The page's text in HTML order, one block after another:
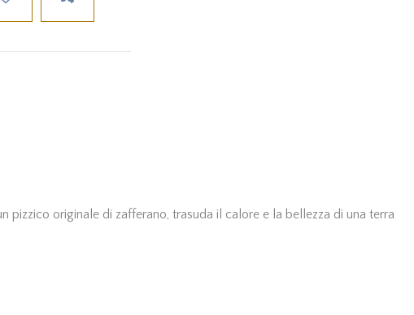
pizzico originale di zafferano, trasuda il calore e la bellezza di una terra